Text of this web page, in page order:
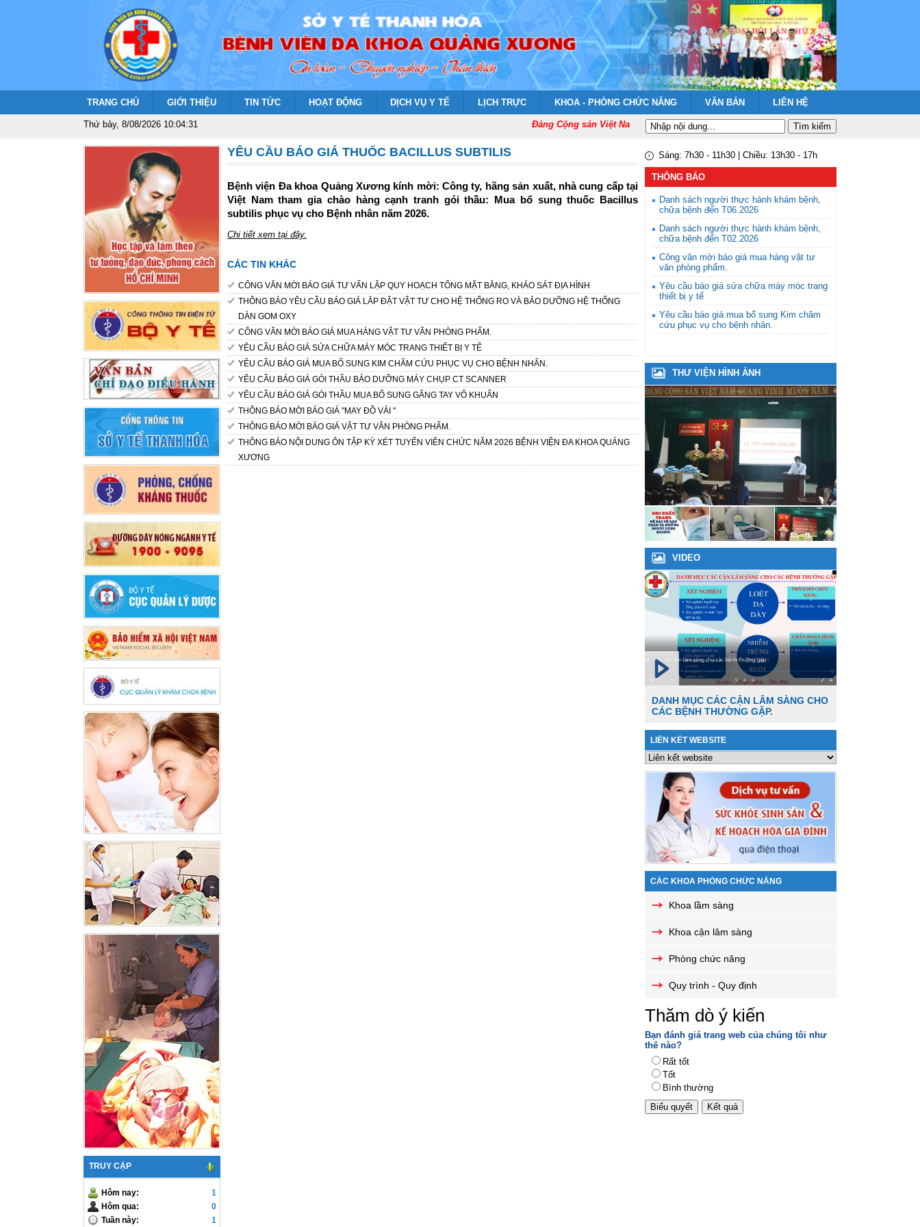
TRANG CHỦ GIỚI THIỆU TIN TỨC HOẠT ĐỘNG DỊCH VỤ Y TẾ LỊCH TRỰC KHOA - PHÒNG CHỨC NĂNG VĂN BẢN LIÊN HỆ
Thứ bảy, 8/08/2026 10:04:31 Đảng Cộng sản Việt Nam quang vinh muôn năm!
TRUY CẬP
Hôm nay:
1
Hôm qua:
0
Tuần này:
1
YÊU CẦU BÁO GIÁ THUỐC BACILLUS SUBTILIS
Bệnh viện Đa khoa Quảng Xương kính mời: Công ty, hãng sản xuất, nhà cung cấp tại
Việt Nam tham gia chào hàng cạnh tranh gói thầu: Mua bổ sung thuốc Bacillus
subtilis phục vụ cho Bệnh nhân năm 2026.
Chi tiết xem tại đây.
CÁC TIN KHÁC
CÔNG VĂN MỜI BÁO GIÁ TƯ VẤN LẬP QUY HOẠCH TỔNG MẶT BẰNG, KHẢO SÁT ĐỊA HÌNH
THÔNG BÁO YÊU CẦU BÁO GIÁ LẮP ĐẶT VẬT TƯ CHO HỆ THỐNG RO VÀ BẢO DƯỠNG HỆ THỐNG
DÀN GOM OXY
CÔNG VĂN MỜI BÁO GIÁ MUA HÀNG VẬT TƯ VĂN PHÒNG PHẨM.
YÊU CẦU BÁO GIÁ SỬA CHỮA MÁY MÓC TRANG THIẾT BỊ Y TẾ
YÊU CẦU BÁO GIÁ MUA BỔ SUNG KIM CHÂM CỨU PHỤC VỤ CHO BỆNH NHÂN.
YÊU CẦU BÁO GIÁ GÓI THẦU BẢO DƯỠNG MÁY CHỤP CT SCANNER
YÊU CẦU BÁO GIÁ GÓI THẦU MUA BỔ SUNG GĂNG TAY VÔ KHUẨN
THÔNG BÁO MỜI BÁO GIÁ "MAY ĐỒ VẢI "
THÔNG BÁO MỜI BÁO GIÁ VẬT TƯ VĂN PHÒNG PHẨM.
THÔNG BÁO NỘI DUNG ÔN TẬP KỲ XÉT TUYỂN VIÊN CHỨC NĂM 2026 BỆNH VIỆN ĐA KHOA QUẢNG
XƯƠNG
Sáng: 7h30 - 11h30 | Chiều: 13h30 - 17h
THÔNG BÁO
Danh sách người thực hành khám bệnh,
chữa bệnh đến T06.2026
Danh sách người thực hành khám bệnh,
chữa bệnh đến T02.2026
Công văn mời báo giá mua hàng vật tư
văn phòng phẩm.
Yêu cầu báo giá sửa chữa máy móc trang
thiết bị y tế
Yêu cầu báo giá mua bổ sung Kim châm
cứu phục vụ cho bệnh nhân.
THƯ VIỆN HÌNH ẢNH
VIDEO
DANH MỤC CÁC CẬN LÂM SÀNG CHO
CÁC BỆNH THƯỜNG GẶP.
LIÊN KẾT WEBSITE
CÁC KHOA PHÒNG CHỨC NĂNG
Khoa lầm sàng
Khoa cận lâm sàng
Phòng chức năng
Quy trình - Quy định
Thăm dò ý kiến
Bạn đánh giá trang web của chúng tôi như
thế nào?
Rất tốt
Tốt
Bình thường